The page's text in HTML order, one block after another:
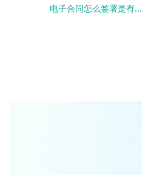
电子合同怎么签署是有...